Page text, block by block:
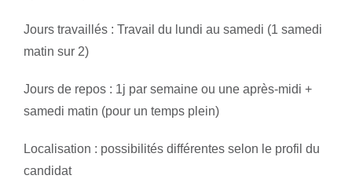
Jours travaillés : Travail du lundi au samedi (1 samedi
matin sur 2)
Jours de repos : 1j par semaine ou une après-midi +
samedi matin (pour un temps plein)
Localisation : possibilités différentes selon le profil du
candidat